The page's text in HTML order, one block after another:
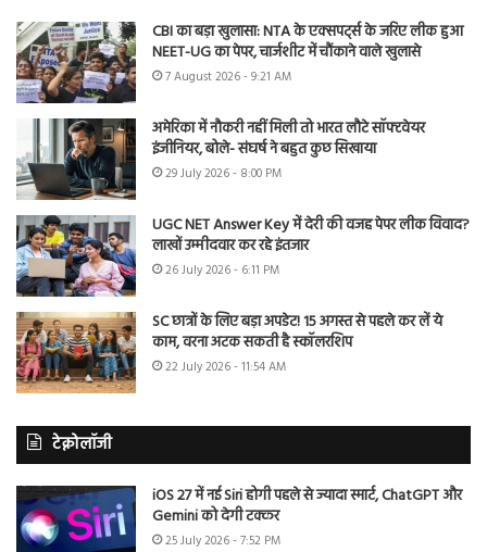
CBI का बड़ा खुलासा: NTA के एक्सपर्ट्स के जरिए लीक हुआ
NEET-UG का पेपर, चार्जशीट में चौंकाने वाले खुलासे
7 August 2026 - 9:21 AM
अमेरिका में नौकरी नहीं मिली तो भारत लौटे सॉफ्टवेयर
इंजीनियर, बोले- संघर्ष ने बहुत कुछ सिखाया
29 July 2026 - 8:00 PM
UGC NET Answer Key में देरी की वजह पेपर लीक विवाद?
लाखों उम्मीदवार कर रहे इंतजार
26 July 2026 - 6:11 PM
SC छात्रों के लिए बड़ा अपडेट! 15 अगस्त से पहले कर लें ये
काम, वरना अटक सकती है स्कॉलरशिप
22 July 2026 - 11:54 AM
टेक्नोलॉजी
iOS 27 में नई Siri होगी पहले से ज्यादा स्मार्ट, ChatGPT और
Gemini को देगी टक्कर
25 July 2026 - 7:52 PM